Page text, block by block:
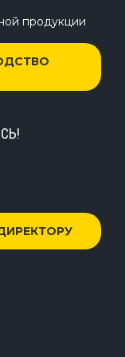
продукции